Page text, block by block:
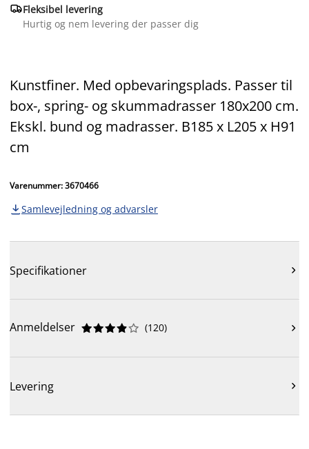
Fleksibel levering
Hurtig og nem levering der passer dig
Kunstfiner. Med opbevaringsplads. Passer til
box-, spring- og skummadrasser 180x200 cm.
Ekskl. bund og madrasser. B185 x L205 x H91
cm
Varenummer: 3670466
 Samlevejledning og advarsler
Specifikationer 
Anmeldelser 




 (120) 
Levering 